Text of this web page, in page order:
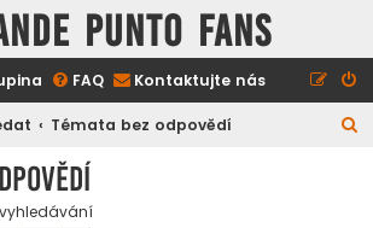
PUNTO FANS
FAQ Kontaktujte nás
Témata bez odpovědí